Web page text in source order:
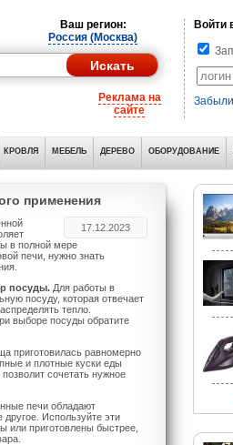
Ваш регион:
Россия (Москва)
Реклама на
сайте
Войти
КРОВЛЯ МЕБЕЛЬ ДЕРЕВО ОБОРУДОВАНИЕ
применения
17.12.2023
в полной мере
печи, нужно знать
посуды. Для работы в
посуду, которая отвечает
тепло.
выборе посуды обратите
приготовилась равномерно
и плотные куски еды
сочетать нужное
печи обладают
Используйте эти
или приготовлены быстрее,